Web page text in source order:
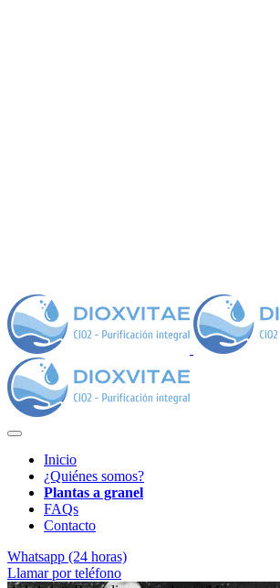
Inicio
¿Quiénes somos?
Plantas a granel
FAQs
Contacto
Whatsapp (24 horas)
Llamar por teléfono